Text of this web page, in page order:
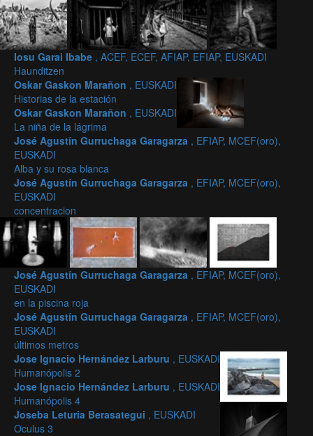
Iosu Garai Ibabe , ACEF, ECEF, AFIAP, EFIAP, EUSKADI
Haunditzen
Oskar Gaskon Marañon , EUSKADI
Historias de la estación
Oskar Gaskon Marañon , EUSKADI
La niña de la lágrima
José Agustín Gurruchaga Garagarza , EFIAP, MCEF(oro),
EUSKADI
Alba y su rosa blanca
José Agustín Gurruchaga Garagarza , EFIAP, MCEF(oro),
EUSKADI
concentracion
José Agustín Gurruchaga Garagarza , EFIAP, MCEF(oro),
EUSKADI
en la piscina roja
José Agustín Gurruchaga Garagarza , EFIAP, MCEF(oro),
EUSKADI
últimos metros
Jose Ignacio Hernández Larburu , EUSKADI
Humanópolis 2
Jose Ignacio Hernández Larburu , EUSKADI
Humanópolis 4
Joseba Leturia Berasategui , EUSKADI
Oculus 3